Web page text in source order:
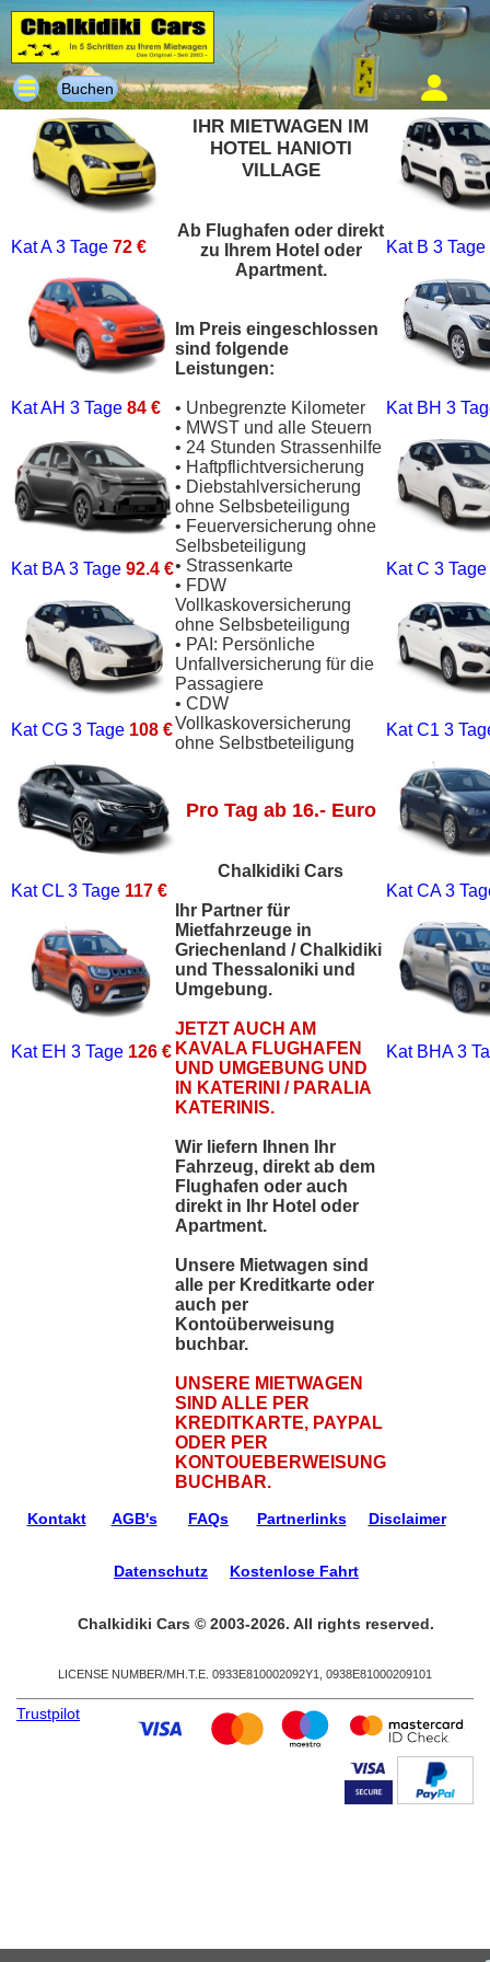
Buchen
Kat A3 Tage 72 €
Kat AH 3 Tage 84 €
Kat BA3 Tage 92.4 €
Kat CG 3 Tage 108 €
Kat CL 3 Tage 117 €
Kat EH 3 Tage 126 €
IHR MIETWAGEN IM
HOTEL HANIOTI
VILLAGE
Ab Flughafen oder direkt
zu Ihrem Hotel oder
Apartment.
Im Preis eingeschlossen
sind folgende
Leistungen:
• Unbegrenzte Kilometer
• MWST und alle Steuern
• 24 Stunden Strassenhilfe
• Haftpflichtversicherung
• Diebstahlversicherung
ohne Selbsbeteiligung
• Feuerversicherung ohne
Selbsbeteiligung
• Strassenkarte
• FDW
Vollkaskoversicherung
ohne Selbsbeteiligung
• PAI: Persönliche
Unfallversicherung für die
Passagiere
• CDW
Vollkaskoversicherung
ohne Selbstbeteiligung
Pro Tag ab 16.- Euro
Chalkidiki Cars
Ihr Partner für
Mietfahrzeuge in
Griechenland / Chalkidiki
und Thessaloniki und
Umgebung.
JETZT AUCH AM
KAVALA FLUGHAFEN
UND UMGEBUNG UND
IN KATERINI / PARALIA
KATERINIS.
Wir liefern Ihnen Ihr
Fahrzeug, direkt ab dem
Flughafen oder auch
direkt in Ihr Hotel oder
Apartment.
Unsere Mietwagen sind
alle per Kreditkarte oder
auch per
Kontoüberweisung
buchbar.
UNSERE MIETWAGEN
SIND ALLE PER
KREDITKARTE, PAYPAL
ODER PER
KONTOUEBERWEISUNG
BUCHBAR.
Kat B 3 Tage
Kat BH 3
Kat C 3 Tage
Kat C1 3
Kat CA3
Kat BHA3
Kontakt AGB's FAQs Partnerlinks Disclaimer
Datenschutz Kostenlose Fahrt
Chalkidiki Cars © 2003-2026. All rights reserved.
LICENSE NUMBER/ΜΗ.Τ.Ε. 0933Ε810002092Υ1, 0938Ε81000209101
Trustpilot